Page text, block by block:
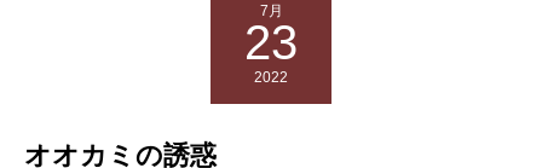
7月
23
2022
オオカミの誘惑